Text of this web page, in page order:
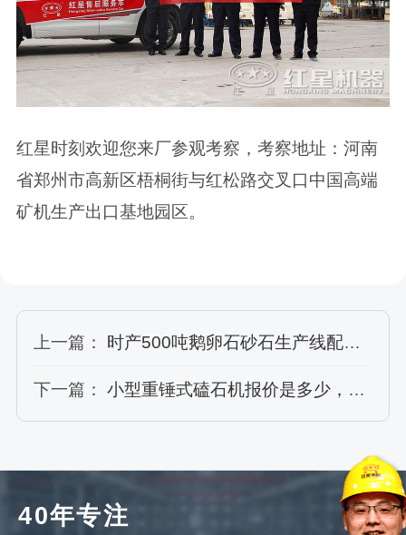
红星时刻欢迎您来厂参观考察，考察地址：河南
省郑州市高新区梧桐街与红松路交叉口中国高端
矿机生产出口基地园区。
上一篇： 时产500吨鹅卵石砂石生产线配置及价格
下一篇： 小型重锤式磕石机报价是多少，有移动式的吗
40年专注